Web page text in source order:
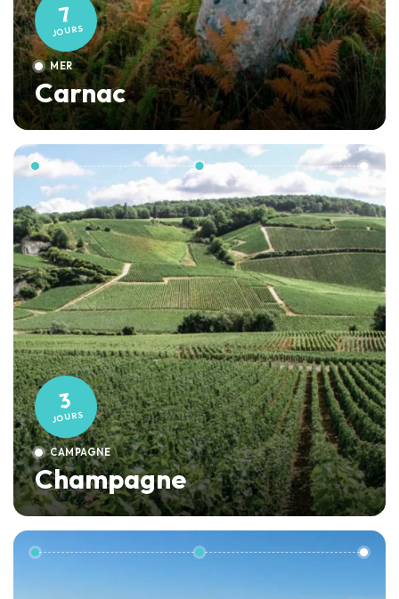
7
JOURS
MER
Carnac
3
JOURS
CAMPAGNE
Champagne